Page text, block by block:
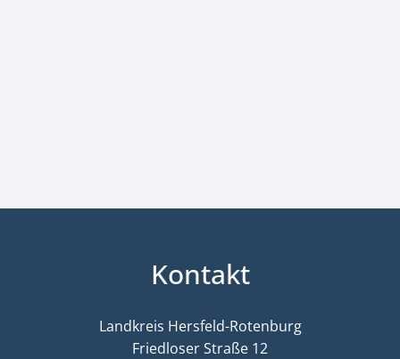
Kontakt
Landkreis Hersfeld-Rotenburg
Friedloser Straße 12